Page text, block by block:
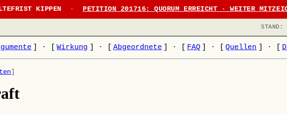
KIPPEN · PETITION 201716: QUORUM ERREICHT · WEITER
STAND:
· Wirkung · Abgeordnete · FAQ · Quellen ·
]